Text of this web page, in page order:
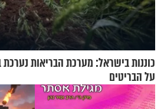
כוננות בישראל: מערכת הבריאות
על הבריטים